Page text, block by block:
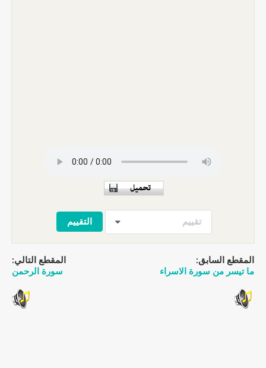
تقييم
المقطع السابق:
ما تيسر من سورة الاسراء
المقطع التالي:
سورة الرحمن